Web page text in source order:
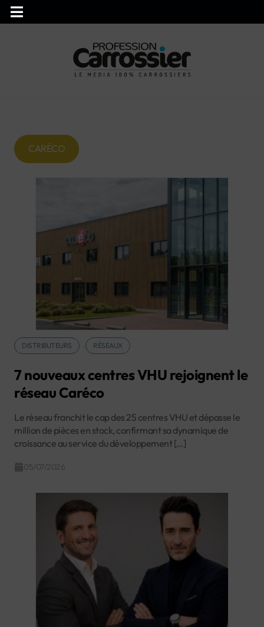
CARÉCO
DISTRIBUTEURS RÉSEAUX
7 nouveaux centres VHU rejoignent le
réseau Caréco
Le réseau franchit le cap des 25 centres VHU et dépasse le
million de pièces en stock, confirmant sa dynamique de
croissance au service du développement […]